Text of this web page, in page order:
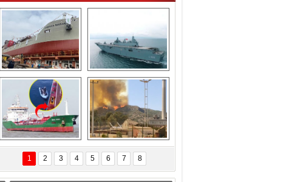
Çeksan Tersanesi,
Başaran Bayrak
tankerini suya
indirdi
TCG Anadolu,
tersane teknik
seyrini tamamladı
Göçmenlerin
imdadına Türk
sahipli MINA DENIZ
yetişti
Milas’taki yangın
yeniden termik
santrallere doğru
ilerliyor
1 2 3 4 5 6 7 8